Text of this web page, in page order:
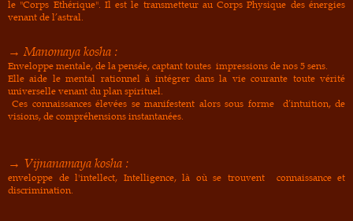
le "Corps Éthérique". Il est le transmetteur au Corps Physique des énergies
venant del’astral.
→ Manomaya kosha :
Enveloppe mentale, de la pensée, captant toutes impressions de nos 5 sens.
Elle aide le mental rationnel à intégrer dans la vie courante toute vérité
universelle venant du plan spirituel.
Ces connaissances élevées se manifestent alors sous forme
d’intuition, de
visions, de compréhensions instantanées.
→ Vijnanamaya kosha :
enveloppe de l'intellect, Intelligence, là où se trouvent
connaissance et
discrimination.